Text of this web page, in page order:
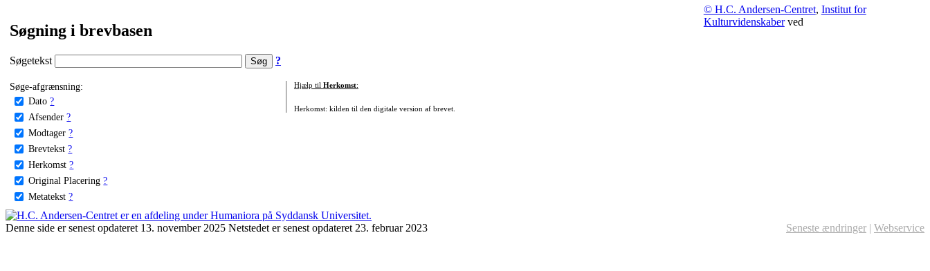
Søgning i brevbasen
Søgetekst ?
Søge-afgrænsning:
Dato ?
Afsender ?
Modtager ?
Brevtekst ?
Herkomst ?
Original Placering ?
Metatekst ?
Hjælp til Herkomst:
Herkomst: kilden til den digitale version af brevet.
© H.C. Andersen-Centret, Institut for
Kulturvidenskaberved
Denne side er senest opdateret 13. november 2025 Netstedet er senest opdateret 23. februar 2023 Seneste ændringer | Webservice